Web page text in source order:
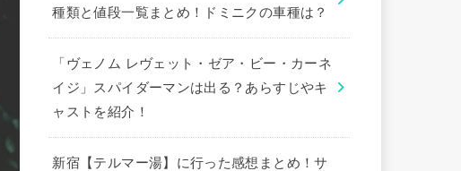
種類と値段一覧まとめ！ドミニクの車種は？
「ヴェノム レヴェット・ゼア・ビー・カーネ
イジ」スパイダーマンは出る？あらすじやキ
ャストを紹介！
新宿【テルマー湯】に行った感想まとめ！サ